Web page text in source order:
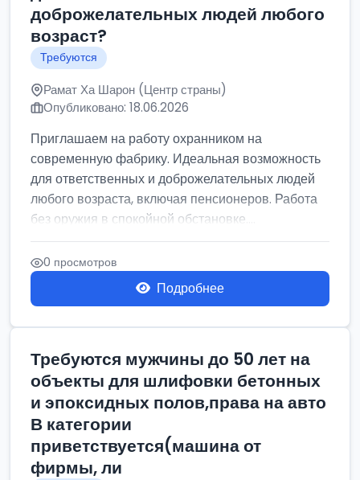
доброжелательных людей любого
возраст?
Требуются
Рамат Ха Шарон (Центр страны)
Опубликовано: 18.06.2026
Приглашаем на работу охранником на
современную фабрику. Идеальная возможность
для ответственных и доброжелательных людей
любого возраста, включая пенсионеров. Работа
без оружия в спокойной обстановке....
0 просмотров
Подробнее
Требуются мужчины до 50 лет на
объекты для шлифовки бетонных
и эпоксидных полов,права на авто
В категории
приветствуется(машина от
фирмы, ли